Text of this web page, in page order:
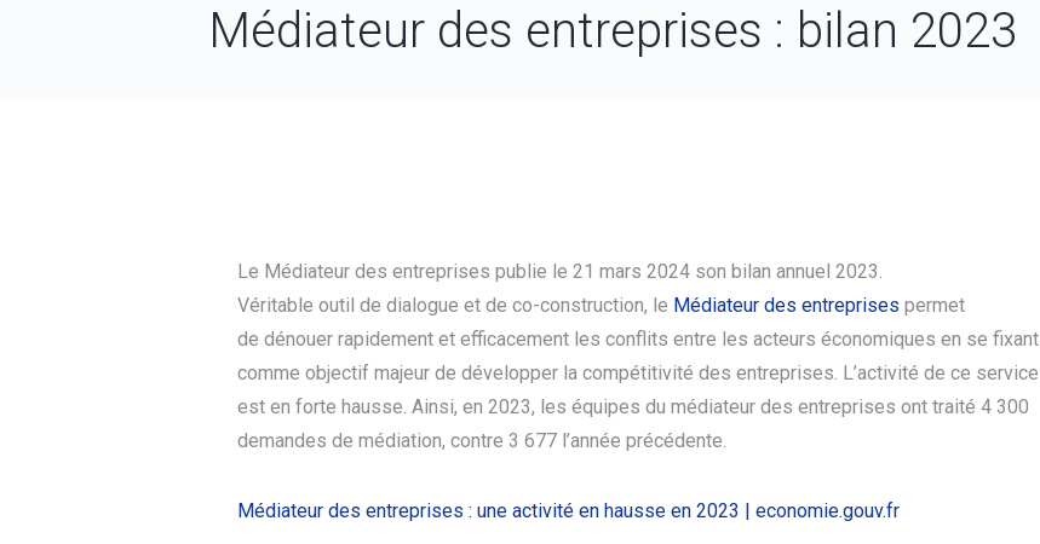
Médiateur des entreprises : bilan 2023
Le Médiateur des entreprises publie le 21 mars 2024 son bilan annuel 2023.
Véritable outil de dialogue et de co-construction, le Médiateur des entreprises permet
de dénouer rapidement et efficacement les conflits entre les acteurs économiques en se fixant
comme objectif majeur de développer la compétitivité des entreprises. L’activité de ce service
est en forte hausse. Ainsi, en 2023, les équipes du médiateur des entreprises ont traité 4 300
demandes de médiation, contre 3 677 l’année précédente.
Médiateur des entreprises : une activité en hausse en 2023 | economie.gouv.fr